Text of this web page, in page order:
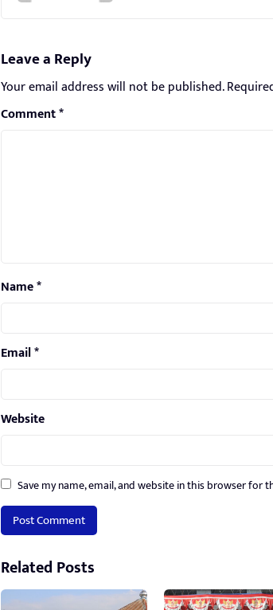
Leave a Reply
Your email address will not be published.
Comment*
Name*
Email*
Website
Save my name, email, and website in this browser for
Related Posts